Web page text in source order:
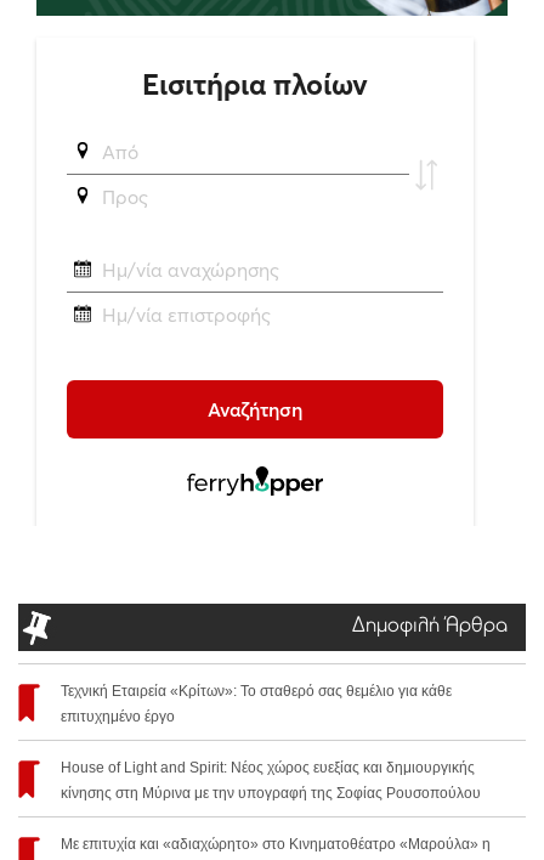
Δημοφιλή Άρθρα
Τεχνική Εταιρεία «Κρίτων»: Το σταθερό σας θεμέλιο για κάθε
επιτυχημένο έργο
House of Light and Spirit: Νέος χώρος ευεξίας και δημιουργικής
κίνησης στη Μύρινα με την υπογραφή της Σοφίας Ρουσοπούλου
Με επιτυχία και «αδιαχώρητο» στο Κινηματοθέατρο «Μαρούλα» η